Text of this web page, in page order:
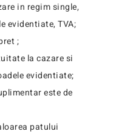
in regim single,
evidentiate, TVA;
;
la cazare si
evidentiate;
este de
patului